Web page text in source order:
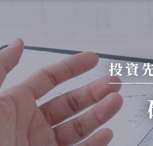
投資